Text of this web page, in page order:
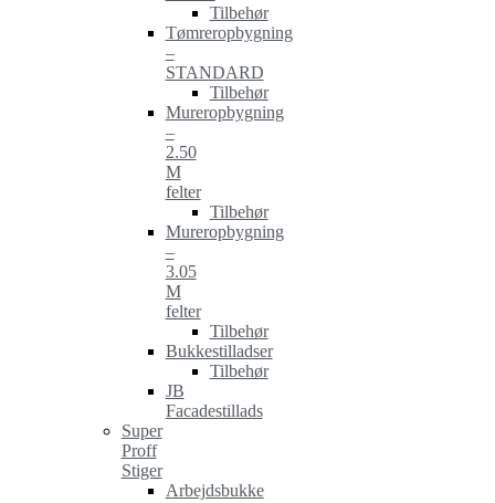
Tilbehør
Tømreropbygning
–
STANDARD
Tilbehør
Mureropbygning
–
2.50
M
felter
Tilbehør
Mureropbygning
–
3.05
M
felter
Tilbehør
Bukkestilladser
Tilbehør
JB
Facadestillads
Super
Proff
Stiger
Arbejdsbukke